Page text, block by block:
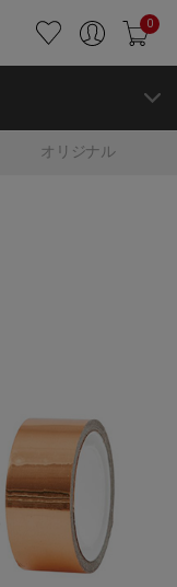
0
オリジナル